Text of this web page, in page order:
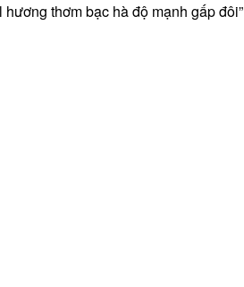
thơm bạc hà độ mạnh gấp đôi”